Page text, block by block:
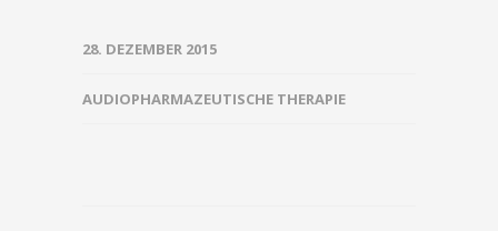
28. DEZEMBER 2015
AUDIOPHARMAZEUTISCHE THERAPIE